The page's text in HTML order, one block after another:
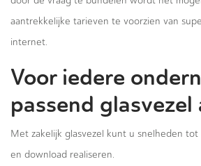
aantrekkelijke tarieven te voorzien van
internet.
Voor iedere
passend glasvezel
Met zakelijk glasvezel kunt u snelheden tot
en download realiseren.